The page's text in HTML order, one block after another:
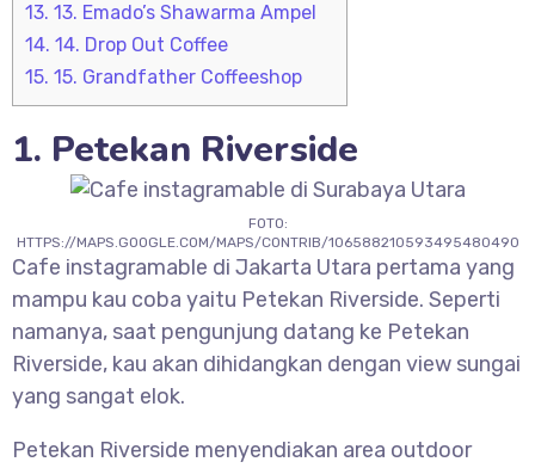
13. 13. Emado’s Shawarma Ampel
14. 14. Drop Out Coffee
15. 15. Grandfather Coffeeshop
1. Petekan Riverside
FOTO:
HTTPS://MAPS.GOOGLE.COM/MAPS/CONTRIB/106588210593495480490
Cafe instagramable di Jakarta Utara pertama yang
mampu kau coba yaitu Petekan Riverside. Seperti
namanya, saat pengunjung datang ke Petekan
Riverside, kau akan dihidangkan dengan view sungai
yang sangat elok.
Petekan Riverside menyendiakan area outdoor